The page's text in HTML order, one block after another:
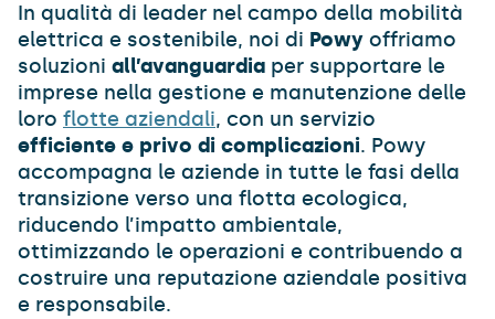
In qualità di leader nel campo della mobilità
elettrica e sostenibile, noi di Powy offriamo
soluzioni all’avanguardia per supportare le
imprese nella gestione e manutenzione delle
loro flotte aziendali, con un servizio
efficiente e privo di complicazioni. Powy
accompagna le aziende in tutte le fasi della
transizione verso una flotta ecologica,
riducendo l’impatto ambientale,
ottimizzando le operazioni e contribuendo a
costruire una reputazione aziendale positiva
e responsabile.